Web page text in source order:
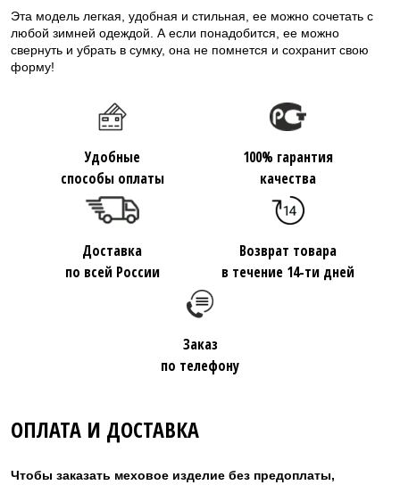
Эта модель легкая, удобная и стильная, ее можно сочетать с
любой зимней одеждой. А если понадобится, ее можно
свернуть и убрать в сумку, она не помнется и сохранит свою
форму!
Удобные
способы оплаты
100% гарантия
качества
Доставка
по всей России
Возврат товара
в течение 14-ти дней
Заказ
по телефону
ОПЛАТА И ДОСТАВКА
Чтобы заказать меховое изделие без предоплаты,